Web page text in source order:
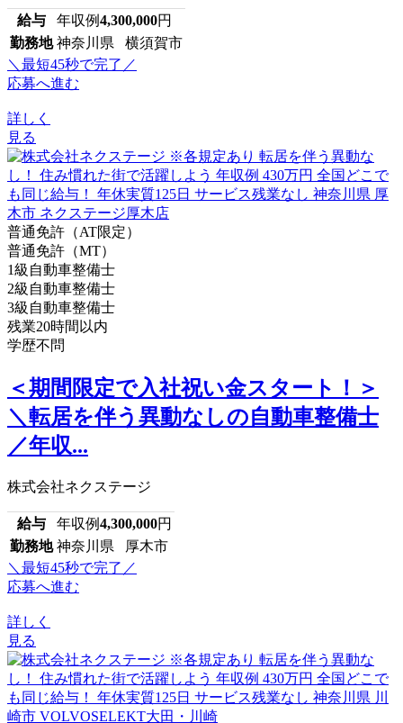
給与 年収例4,300,000円
勤務地 神奈川県 横須賀市
＼最短45秒で完了／
応募へ進む
詳しく
見る
普通免許（AT限定）
普通免許（MT）
1級自動車整備士
2級自動車整備士
3級自動車整備士
残業20時間以内
学歴不問
＜期間限定で入社祝い金スタート！＞
＼転居を伴う異動なしの自動車整備士
／年収...
株式会社ネクステージ
給与 年収例4,300,000円
勤務地 神奈川県 厚木市
＼最短45秒で完了／
応募へ進む
詳しく
見る